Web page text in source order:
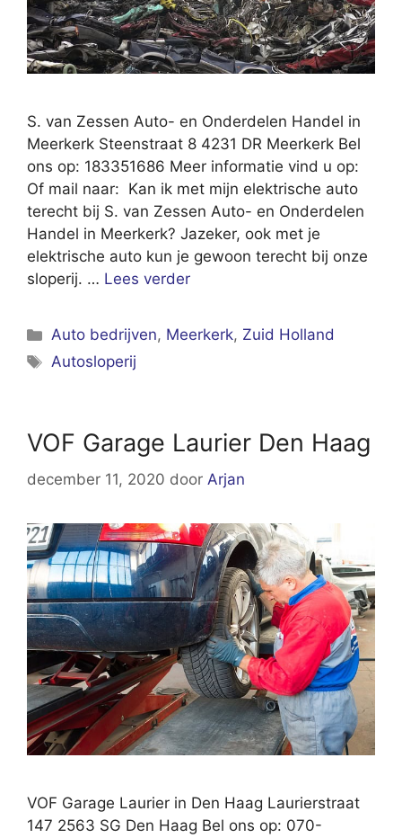
S. van Zessen Auto- en Onderdelen Handel in
Meerkerk Steenstraat 8 4231 DR Meerkerk Bel
ons op: 183351686 Meer informatie vind u op:
Of mail naar: Kan ik met mijn elektrische auto
terecht bij S. van Zessen Auto- en Onderdelen
Handel in Meerkerk? Jazeker, ook met je
elektrische auto kun je gewoon terecht bij onze
sloperij. … Lees verder
Categorieën
Auto bedrijven, Meerkerk, Zuid Holland
Tags
Autosloperij
VOF Garage Laurier Den Haag
december 11, 2020 door Arjan
VOF Garage Laurier in Den Haag Laurierstraat
147 2563 SG Den Haag Bel ons op: 070-